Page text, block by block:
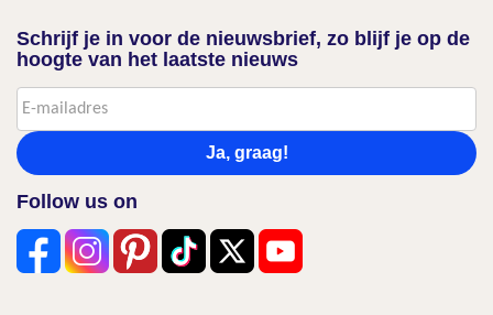
Schrijf je in voor de nieuwsbrief, zo blijf je op de
hoogte van het laatste nieuws
Ja, graag!
Follow us on